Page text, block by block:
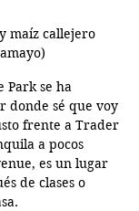
maíz callejero
Park se ha
donde sé que voy
frente a Trader
a pocos
es un lugar
de clases o